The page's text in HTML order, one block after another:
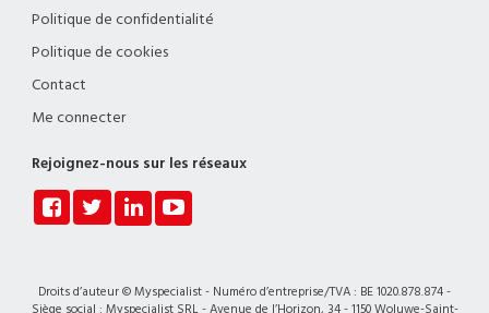
Politique de confidentialité
Politique de cookies
Contact
Me connecter
Rejoignez-nous sur les réseaux
Droits d’auteur © Myspecialist - Numéro d’entreprise/TVA : BE 1020.878.874 -